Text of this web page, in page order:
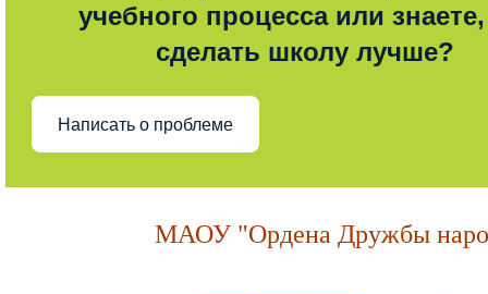
учебного процесса или знаете,
сделать школу лучше?
Написать о проблеме
МАОУ "Ордена Дружбы